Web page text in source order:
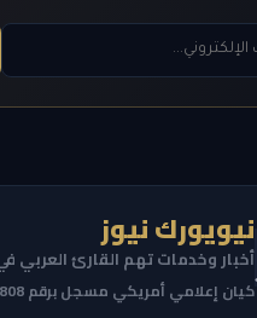
نيويورك نيوز
أخبار وخدمات تهم القارئ العربي
كيان إعلامي أمريكي مسجل برقم 0451351808